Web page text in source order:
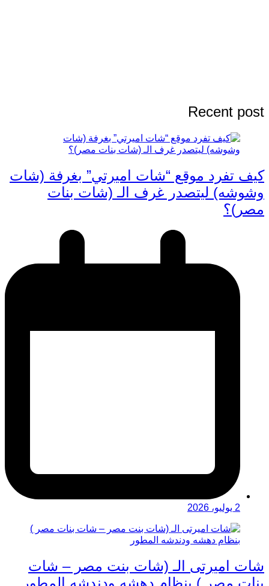
Recent post
كيف تفرد موقع “شات اميرتي” بغرفة (شات
وشوشه) ليتصدر غرف الـ (شات بنات
مصر)؟
2 يوليو، 2026
شات اميرتى الـ (شات بنت مصر – شات
بنات مصر ) بنظام دهشه ودندشه المطور